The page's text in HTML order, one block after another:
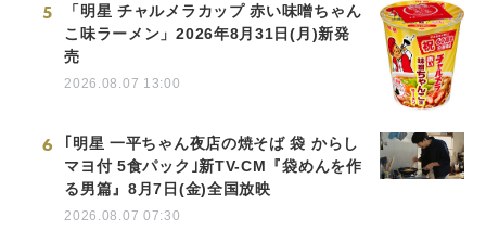
5
「明星 チャルメラカップ 赤い味噌ちゃん
こ味ラーメン」2026年8月31日(月)新発
売
2026.08.07 13:00
6
｢明星 一平ちゃん夜店の焼そば 袋 からし
マヨ付 5食パック｣新TV-CM『袋めんを作
る男篇』8月7日(金)全国放映
2026.08.07 07:30